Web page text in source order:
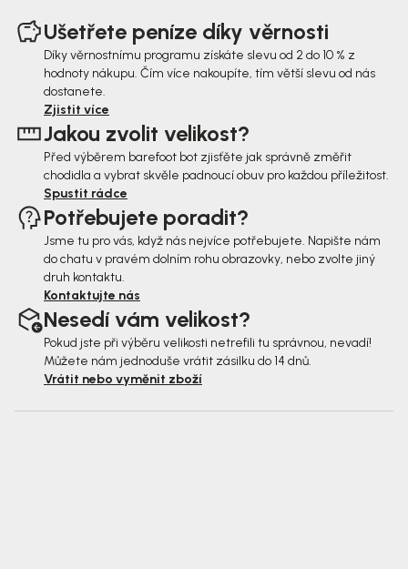
Ušetřete peníze díky věrnosti
Díky věrnostnímu programu získáte slevu od 2 do 10 % z
hodnoty nákupu. Čím více nakoupíte, tím větší slevu od nás
dostanete.
Zjistit více
Jakou zvolit velikost?
Před výběrem barefoot bot zjisťěte jak správně změřit
chodidla a vybrat skvěle padnoucí obuv pro každou příležitost.
Spustit rádce
Potřebujete poradit?
Jsme tu pro vás, když nás nejvíce potřebujete. Napište nám
do chatu v pravém dolním rohu obrazovky, nebo zvolte jiný
druh kontaktu.
Kontaktujte nás
Nesedí vám velikost?
Pokud jste při výběru velikosti netrefili tu správnou, nevadí!
Můžete nám jednoduše vrátit zásilku do 14 dnů.
Vrátit nebo vyměnit zboží